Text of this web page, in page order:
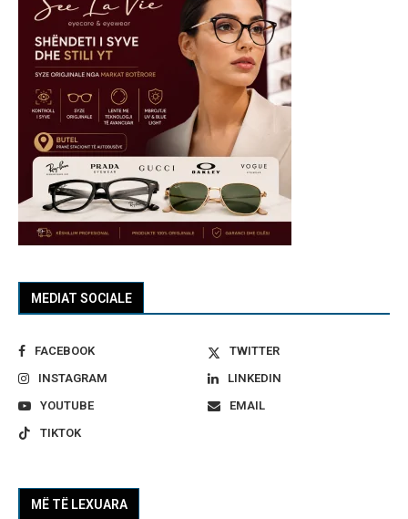
MEDIAT SOCIALE
FACEBOOK
TWITTER
INSTAGRAM
LINKEDIN
YOUTUBE
EMAIL
TIKTOK
MË TË LEXUARA